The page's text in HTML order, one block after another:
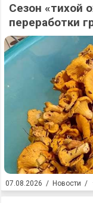
Сезон «тихой
переработки
07.08.2026 / Новости /